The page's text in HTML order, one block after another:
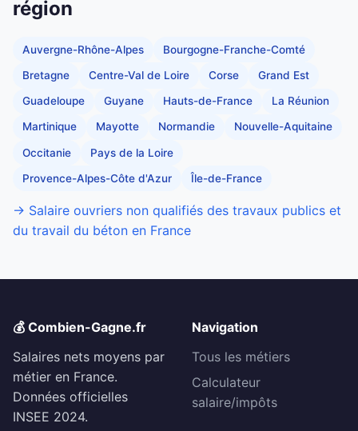
région
Auvergne-Rhône-Alpes Bourgogne-Franche-Comté
Bretagne Centre-Val de Loire Corse Grand Est
Guadeloupe Guyane Hauts-de-France La Réunion
Martinique Mayotte Normandie Nouvelle-Aquitaine
Occitanie Pays de la Loire
Provence-Alpes-Côte d'Azur Île-de-France
→ Salaire ouvriers non qualifiés des travaux publics et
du travail du béton en France
💰 Combien-Gagne.fr
Salaires nets moyens par
métier en France.
Données officielles
INSEE 2024.
Navigation
Tous les métiers
Calculateur
salaire/impôts